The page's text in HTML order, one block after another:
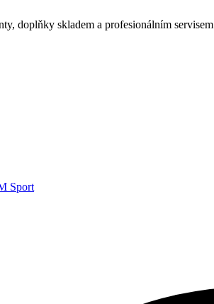
doplňky skladem a profesionálním servisem
Sport